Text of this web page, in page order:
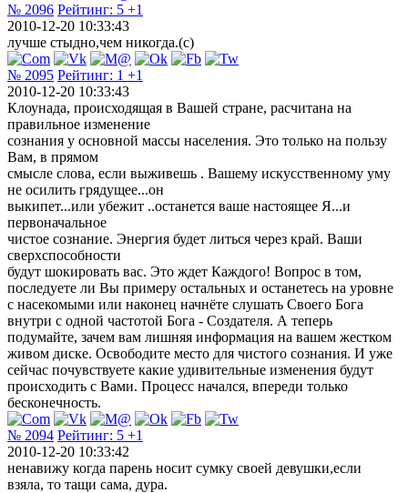
№ 2096 Рейтинг: 5 +1
2010-12-20 10:33:43
лучше стыдно,чем никогда.(с)
№ 2095 Рейтинг: 1 +1
2010-12-20 10:33:43
Клоунада, происходящая в Вашей стране, расчитана на
правильное изменение
сознания у основной массы населения. Это только на пользу
Вам, в прямом
смысле слова, если выживешь . Вашему искусственному уму
не осилить грядущее...он
выкипет...или убежит ..останется ваше настоящее Я...и
первоначальное
чистое сознание. Энергия будет литься через край. Ваши
сверхспособности
будут шокировать вас. Это ждет Каждого! Вопрос в том,
последуете ли Вы примеру остальных и останетесь на уровне
с насекомыми или наконец начнёте слушать Своего Бога
внутри с одной частотой Бога - Создателя. А теперь
подумайте, зачем вам лишняя информация на вашем жестком
живом диске. Освободите место для чистого сознания. И уже
сейчас почувствуете какие удивительные изменения будут
происходить с Вами. Процесс начался, впереди только
бесконечность.
№ 2094 Рейтинг: 5 +1
2010-12-20 10:33:42
ненавижу когда парень носит сумку своей девушки,если
взяла, то тащи сама, дура.